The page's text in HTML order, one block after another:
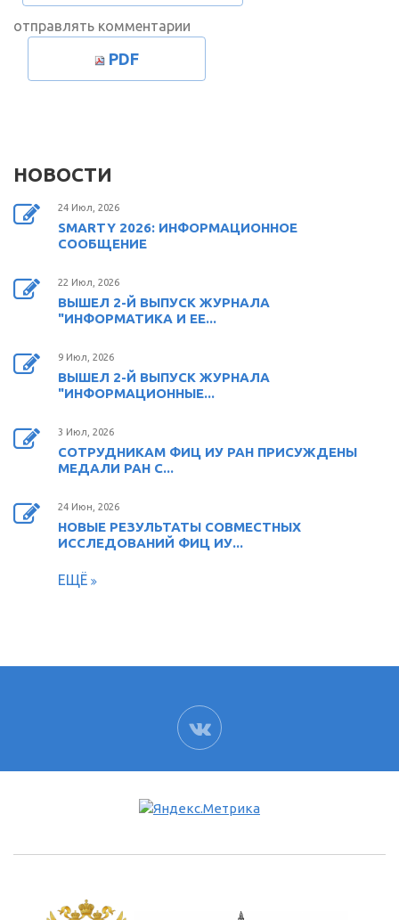
отправлять комментарии
PDF
НОВОСТИ
24 Июл, 2026
SMARTY 2026: ИНФОРМАЦИОННОЕ
СООБЩЕНИЕ
22 Июл, 2026
ВЫШЕЛ 2-Й ВЫПУСК ЖУРНАЛА
"ИНФОРМАТИКА И ЕЕ...
9 Июл, 2026
ВЫШЕЛ 2-Й ВЫПУСК ЖУРНАЛА
"ИНФОРМАЦИОННЫЕ...
3 Июл, 2026
СОТРУДНИКАМ ФИЦ ИУ РАН ПРИСУЖДЕНЫ
МЕДАЛИ РАН С...
24 Июн, 2026
НОВЫЕ РЕЗУЛЬТАТЫ СОВМЕСТНЫХ
ИССЛЕДОВАНИЙ ФИЦ ИУ...
ЕЩЁ
ВК